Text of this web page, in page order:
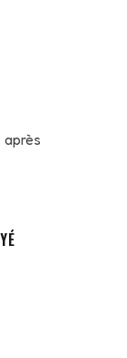
après